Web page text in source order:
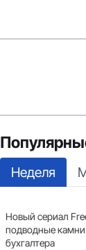
Неделя
Новый сериал
подводные камни
бухгалтера